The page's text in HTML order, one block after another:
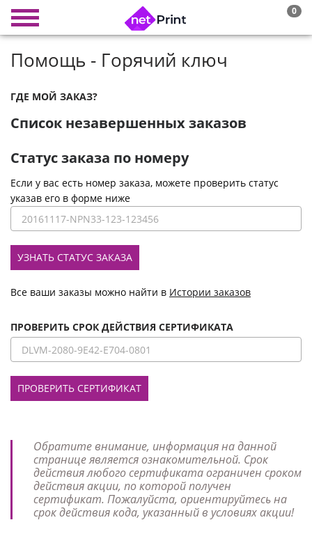
0
Помощь - Горячий ключ
ГДЕ МОЙ ЗАКАЗ?
Список незавершенных заказов
Статус заказа по номеру
Если у вас есть номер заказа, можете проверить статус
указав его в форме ниже
УЗНАТЬ СТАТУС ЗАКАЗА
Все ваши заказы можно найти в Истории заказов
ПРОВЕРИТЬ СРОК ДЕЙСТВИЯ СЕРТИФИКАТА
ПРОВЕРИТЬ СЕРТИФИКАТ
Обратите внимание, информация на данной
странице является ознакомительной. Срок
действия любого сертификата ограничен сроком
действия акции, по которой получен
сертификат. Пожалуйста, ориентируйтесь на
срок действия кода, указанный в условиях акции!